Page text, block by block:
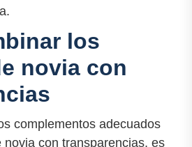
los
novia con
complementos adecuados
novia con transparencias, es